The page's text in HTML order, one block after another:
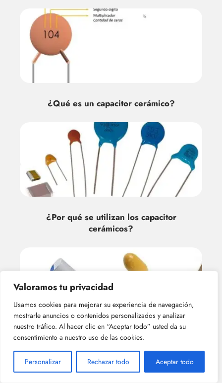
Valoramos tu privacidad
Usamos cookies para mejorar su experiencia de navegación,
mostrarle anuncios o contenidos personalizados y analizar
nuestro tráfico. Al hacer clic en “Aceptar todo” usted da su
consentimiento a nuestro uso de las cookies.
Personalizar Rechazar todo Aceptar todo
¿Qué es un capacitor cerámico?
¿Por qué se utilizan los capacitor
cerámicos?
¿Cuál es la capacitancia máxima de los
capacitor cerámicos?